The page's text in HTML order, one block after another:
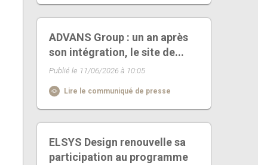
ADVANS Group : un an après
son intégration, le site de...
Publié le 11/06/2026 à 10:05
Lire le communiqué de presse
ELSYS Design renouvelle sa
participation au programme